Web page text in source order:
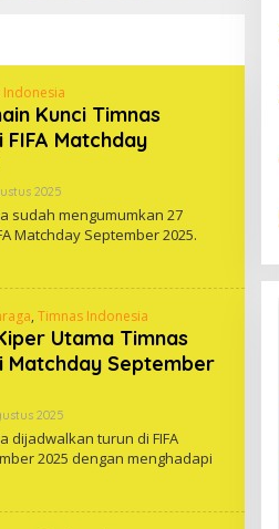
Indonesia
Kunci Timnas
FIFA Matchday
2025Oleh
sudah mengumumkan 27
Matchday September 2025.
, Timnas Indonesia
Utama Timnas
Matchday September
2025Oleh
dijadwalkan turun di FIFA
2025 dengan menghadapi